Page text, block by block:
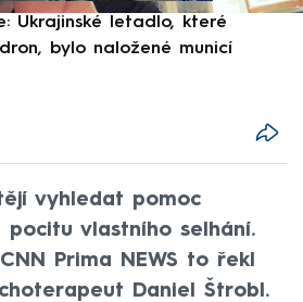
Ukrajinské letadlo, které
bylo naložené municí
vyhledat pomoc
pocitu vlastního selhání.
Prima NEWS to řekl
Daniel Štrobl.